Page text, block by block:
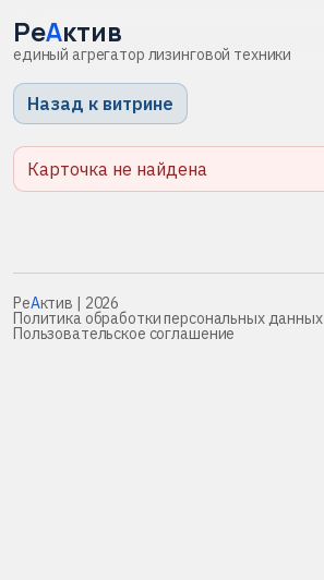
РеАктив
единый агрегатор лизинговой техники
Назад к витрине
Карточка не найдена
РеАктив | 2026
Политика обработки персональных данных
Пользовательское соглашение